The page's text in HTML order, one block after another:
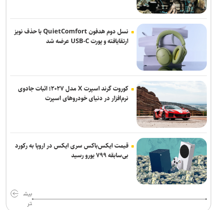
نسل دوم هدفون QuietComfort با حذف نویز
ارتقایافته و پورت USB-C عرضه شد
کوروت گرند اسپرت X مدل ۲۰۲۷؛ اثبات جادوی
نرم‌افزار در دنیای خودروهای اسپرت
قیمت ایکس‌باکس سری ایکس در اروپا به رکورد
بی‌سابقه ۷۹۹ یورو رسید
بیش
تر